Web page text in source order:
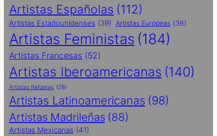
Artistas Españolas (112)
Artistas Estadounidenses (39) Artistas Europeas (36)
Artistas Feministas (184)
Artistas Francesas (52)
Artistas Iberoamericanas (140)
Artistas Italianas (28)
Artistas Latinoamericanas (98)
Artistas Madrileñas (88)
Artistas Mexicanas (41)